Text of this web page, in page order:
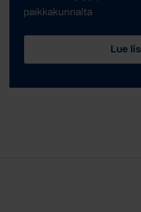
paikkakunnalta
Lue